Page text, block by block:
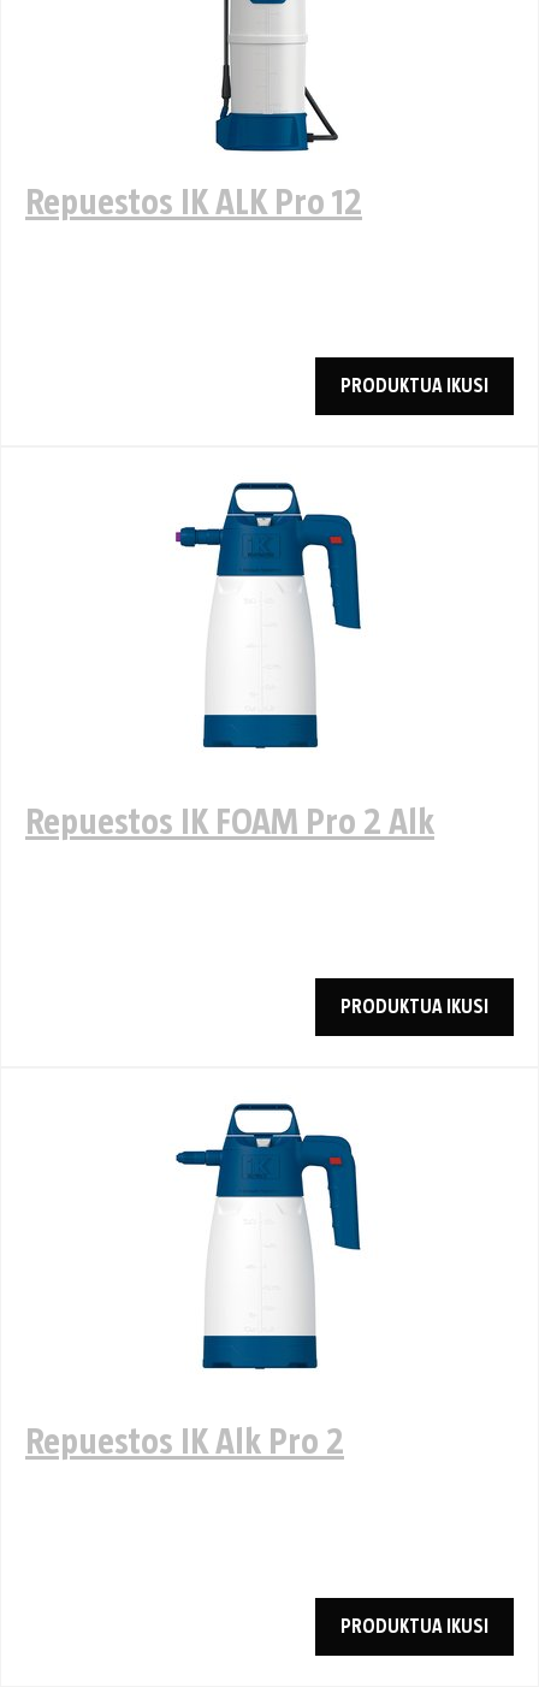
Repuestos IK ALK Pro 12
PRODUKTUA IKUSI
Repuestos IK FOAM Pro 2 Alk
PRODUKTUA IKUSI
Repuestos IK Alk Pro 2
PRODUKTUA IKUSI